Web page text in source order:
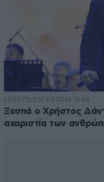
LIFESTYLE07·08·2026 18:48
Ξεσπά ο Χρήστος
αχαριστία των